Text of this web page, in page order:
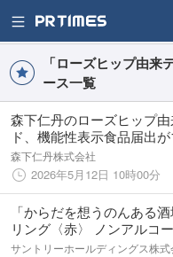
「ローズヒップ由来
ース一覧
森下仁丹のローズヒップ
ド、機能性表示食品届出が
森下仁丹株式会社
2026年5月12日 10時00分
「からだを想うのんある
リング〈赤〉 ノンアルコ
サントリーホールディングス株式